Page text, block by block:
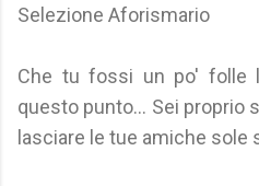
Selezione Aforismario
Che tu fossi un po' folle
questo punto... Sei proprio
lasciare le tue amiche sole